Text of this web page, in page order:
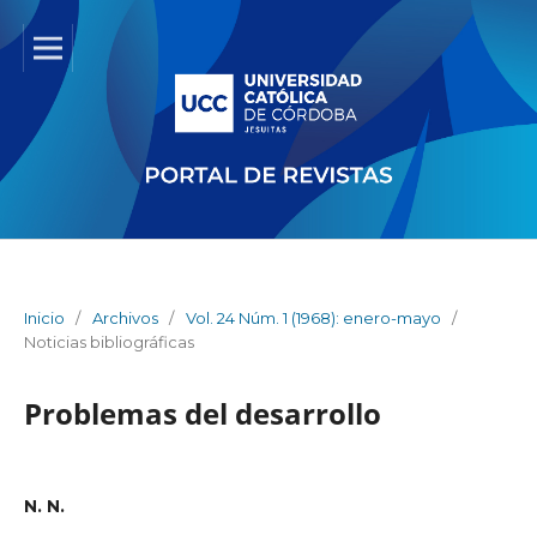
Inicio / Archivos / Vol. 24 Núm. 1 (1968): enero-mayo
/
Noticias bibliográficas
Problemas del desarrollo
N. N.